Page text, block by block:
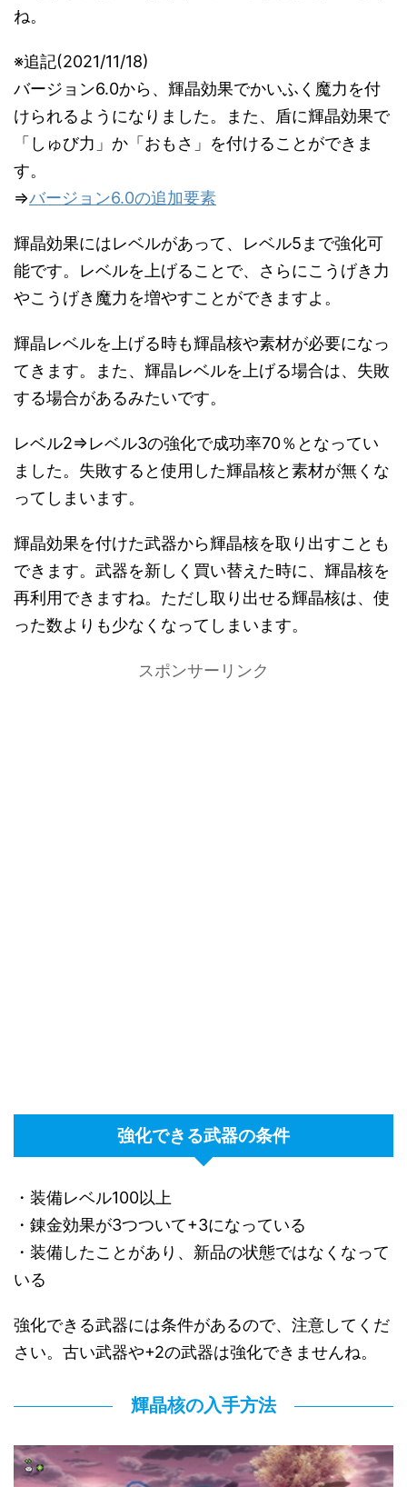
ね。
※追記(2021/11/18)
バージョン6.0から、輝晶効果でかいふく魔力を付
けられるようになりました。また、盾に輝晶効果で
「しゅび力」か「おもさ」を付けることができま
す。
⇒バージョン6.0の追加要素
輝晶効果にはレベルがあって、レベル5まで強化可
能です。レベルを上げることで、さらにこうげき力
やこうげき魔力を増やすことができますよ。
輝晶レベルを上げる時も輝晶核や素材が必要になっ
てきます。また、輝晶レベルを上げる場合は、失敗
する場合があるみたいです。
レベル2⇒レベル3の強化で成功率70％となってい
ました。失敗すると使用した輝晶核と素材が無くな
ってしまいます。
輝晶効果を付けた武器から輝晶核を取り出すことも
できます。武器を新しく買い替えた時に、輝晶核を
再利用できますね。ただし取り出せる輝晶核は、使
った数よりも少なくなってしまいます。
スポンサーリンク
強化できる武器の条件
・装備レベル100以上
・錬金効果が3つついて+3になっている
・装備したことがあり、新品の状態ではなくなって
いる
強化できる武器には条件があるので、注意してくだ
さい。古い武器や+2の武器は強化できませんね。
輝晶核の入手方法